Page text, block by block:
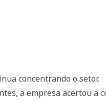
concentrando o setor.
a empresa acertou a